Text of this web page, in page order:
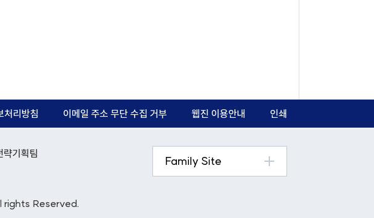
처리방침 이메일 주소 무단 수집 거부 웹진 이용안내 인쇄
략기획팀
rights Reserved.
Family Site